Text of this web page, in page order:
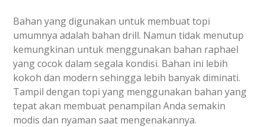
Bahan yang digunakan untuk membuat topi
umumnya adalah bahan drill. Namun tidak menutup
kemungkinan untuk menggunakan bahan raphael
yang cocok dalam segala kondisi. Bahan ini lebih
kokoh dan modern sehingga lebih banyak diminati.
Tampil dengan topi yang menggunakan bahan yang
tepat akan membuat penampilan Anda semakin
modis dan nyaman saat mengenakannya.